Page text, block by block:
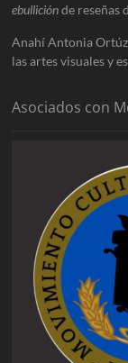
ebulliciónde reseñas
Anahí Antonia
las artes visuales y
Asociados con